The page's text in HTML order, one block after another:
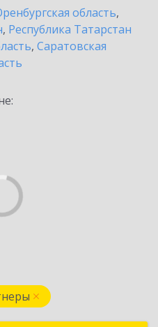
область,
, Республика Татарстан
, Саратовская